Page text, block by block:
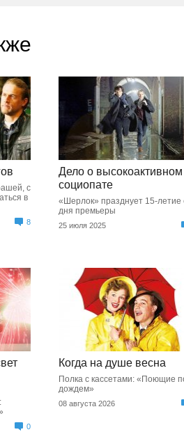
с
в
8
Дело о высокоактивном
социопате
«Шерлок» празднует 15-летие
дня премьеры
25 июля 2025
0
Когда на душе весна
Полка с кассетами: «Поющие
дождем»
08 августа 2026